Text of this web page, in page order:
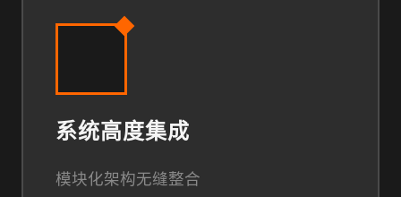
系统高度集成
模块化架构无缝整合